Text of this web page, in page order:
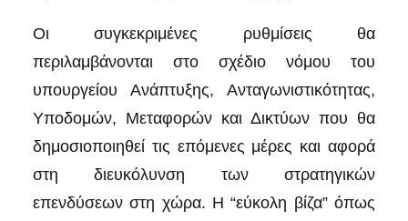
Οι συγκεκριμένες ρυθμίσεις θα
περιλαμβάνονται στο σχέδιο νόμου του
υπουργείου Ανάπτυξης, Ανταγωνιστικότητας,
Υποδομών, Μεταφορών και Δικτύων που θα
δημοσιοποιηθεί τις επόμενες μέρες και αφορά
στη διευκόλυνση των στρατηγικών
επενδύσεων στη χώρα. Η “εύκολη βίζα” όπως